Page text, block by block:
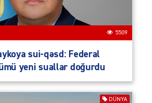
5509
sui-qəsd: Federal
yeni suallar doğurdu
DÜNYA